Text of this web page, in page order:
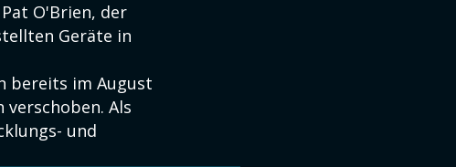
O'Brien, der
Geräte in
bereits im August
Als
und